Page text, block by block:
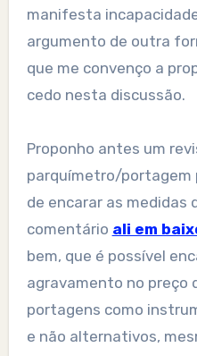
manifesta
argumento de outra
que me convenço a
cedo nesta discussão.
Proponho antes um
parquímetro/portagem
de encarar as medidas
comentário ali em
bem, que é possível
agravamento no preço
portagens como
e não alternativos,